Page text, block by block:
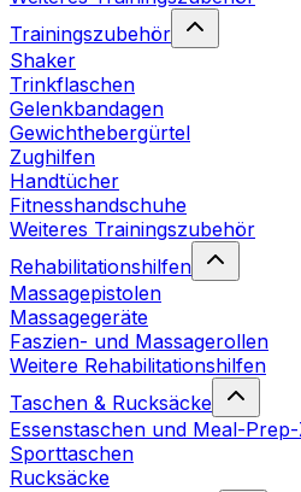
Trainingszubehör
Shaker
Trinkflaschen
Gelenkbandagen
Gewichthebergürtel
Zughilfen
Handtücher
Fitnesshandschuhe
Weiteres Trainingszubehör
Rehabilitationshilfen
Massagepistolen
Massagegeräte
Faszien- und Massagerollen
Weitere Rehabilitationshilfen
Taschen & Rucksäcke
Essenstaschen und Meal-
Sporttaschen
Rucksäcke